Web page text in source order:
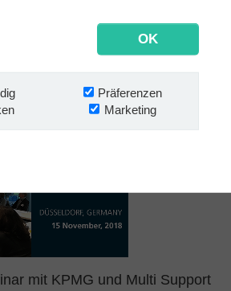
OK
Präferenzen
Marketing
betreut, die seit
haben, wird Nextway das
Meeting vom 13. bis 14. …
mit KPMG und Multi Support